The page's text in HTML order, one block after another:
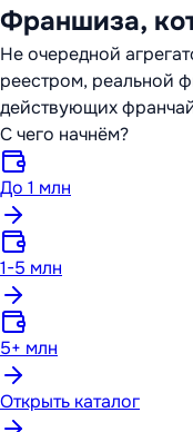
Франшиза,
Не очередной
реестром, реальной
действующих
С чего начнём?
До 1 млн
1-5 млн
5+ млн
Открыть каталог